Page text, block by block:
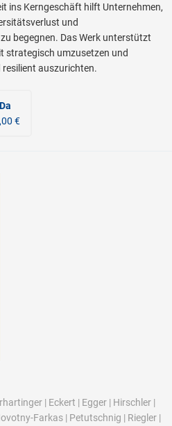
ins Kerngeschäft hilft Unternehmen,
und
begegnen. Das Werk unterstützt
strategisch umzusetzen und
auszurichten.
€
| Eckert | Egger | Hirschler |
Farkas | Petutschnig | Riegler |